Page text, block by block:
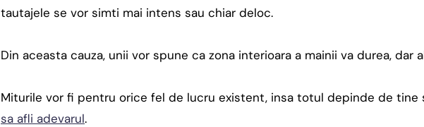
tautajele se vor simti mai intens sau chiar deloc.
Din aceasta cauza, unii vor spune ca zona interioara a mainii va durea, dar
Miturile vor fi pentru orice fel de lucru existent, insa totul depinde de
sa afli adevarul.